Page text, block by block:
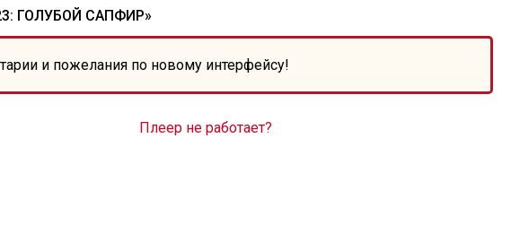
ГОЛУБОЙ САПФИР»
и пожелания по новому интерфейсу!
Плеер не работает?